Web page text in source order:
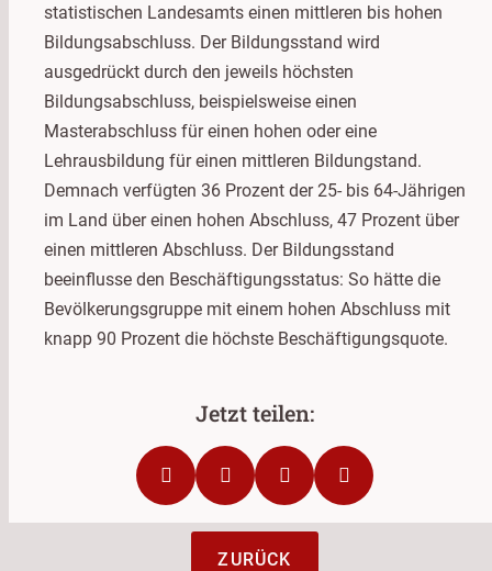
statistischen Landesamts einen mittleren bis hohen
Bildungsabschluss. Der Bildungsstand wird
ausgedrückt durch den jeweils höchsten
Bildungsabschluss, beispielsweise einen
Masterabschluss für einen hohen oder eine
Lehrausbildung für einen mittleren Bildungstand.
Demnach verfügten 36 Prozent der 25- bis 64-Jährigen
im Land über einen hohen Abschluss, 47 Prozent über
einen mittleren Abschluss. Der Bildungsstand
beeinflusse den Beschäftigungsstatus: So hätte die
Bevölkerungsgruppe mit einem hohen Abschluss mit
knapp 90 Prozent die höchste Beschäftigungsquote.
ZURÜCK